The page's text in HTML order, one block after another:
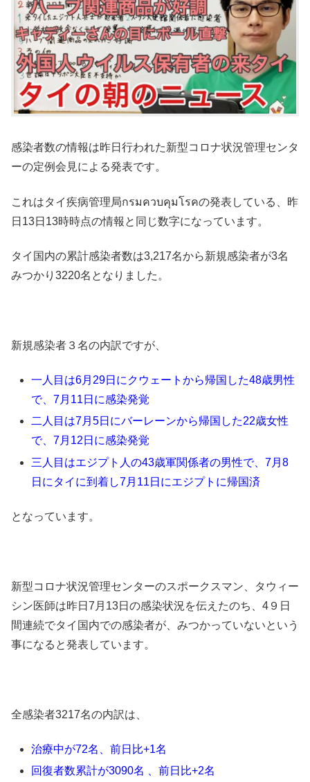
感染者数の情報は昨日行われた新型コロナ状況管理センタ
ーの定例会見による発表です。
これはタイ疾病管理局กรมควบคุมโรคの発表している、昨
日13日13時時点の情報と同じ数字になっています。
タイ国内の累計感染者数は3,217名から新規感染者が3名
みつかり3220名となりました。
新規感染者３名の内訳ですが、
一人目は6月29日にクウェートから帰国した48歳男性
で、7月11日に感染発覚
二人目は7月5日にバーレーンから帰国した22歳女性
で、7月12日に感染発覚
三人目はエジプト人の43歳軍関係者の男性で、7月8
日にタイに到着し7月11日にエジプトに帰国済
となっています。
新型コロナ状況管理センターのスポークスマン、タウィー
シン医師は昨日7月13日の感染状況を伝えたのち、4９日
間連続でタイ国内での感染者が、みつかっていないという
事になると発表しています。
全感染者3217名の内訳は、
治療中が72名、前日比+1名
回復者数累計が3090名 、前日比+2名